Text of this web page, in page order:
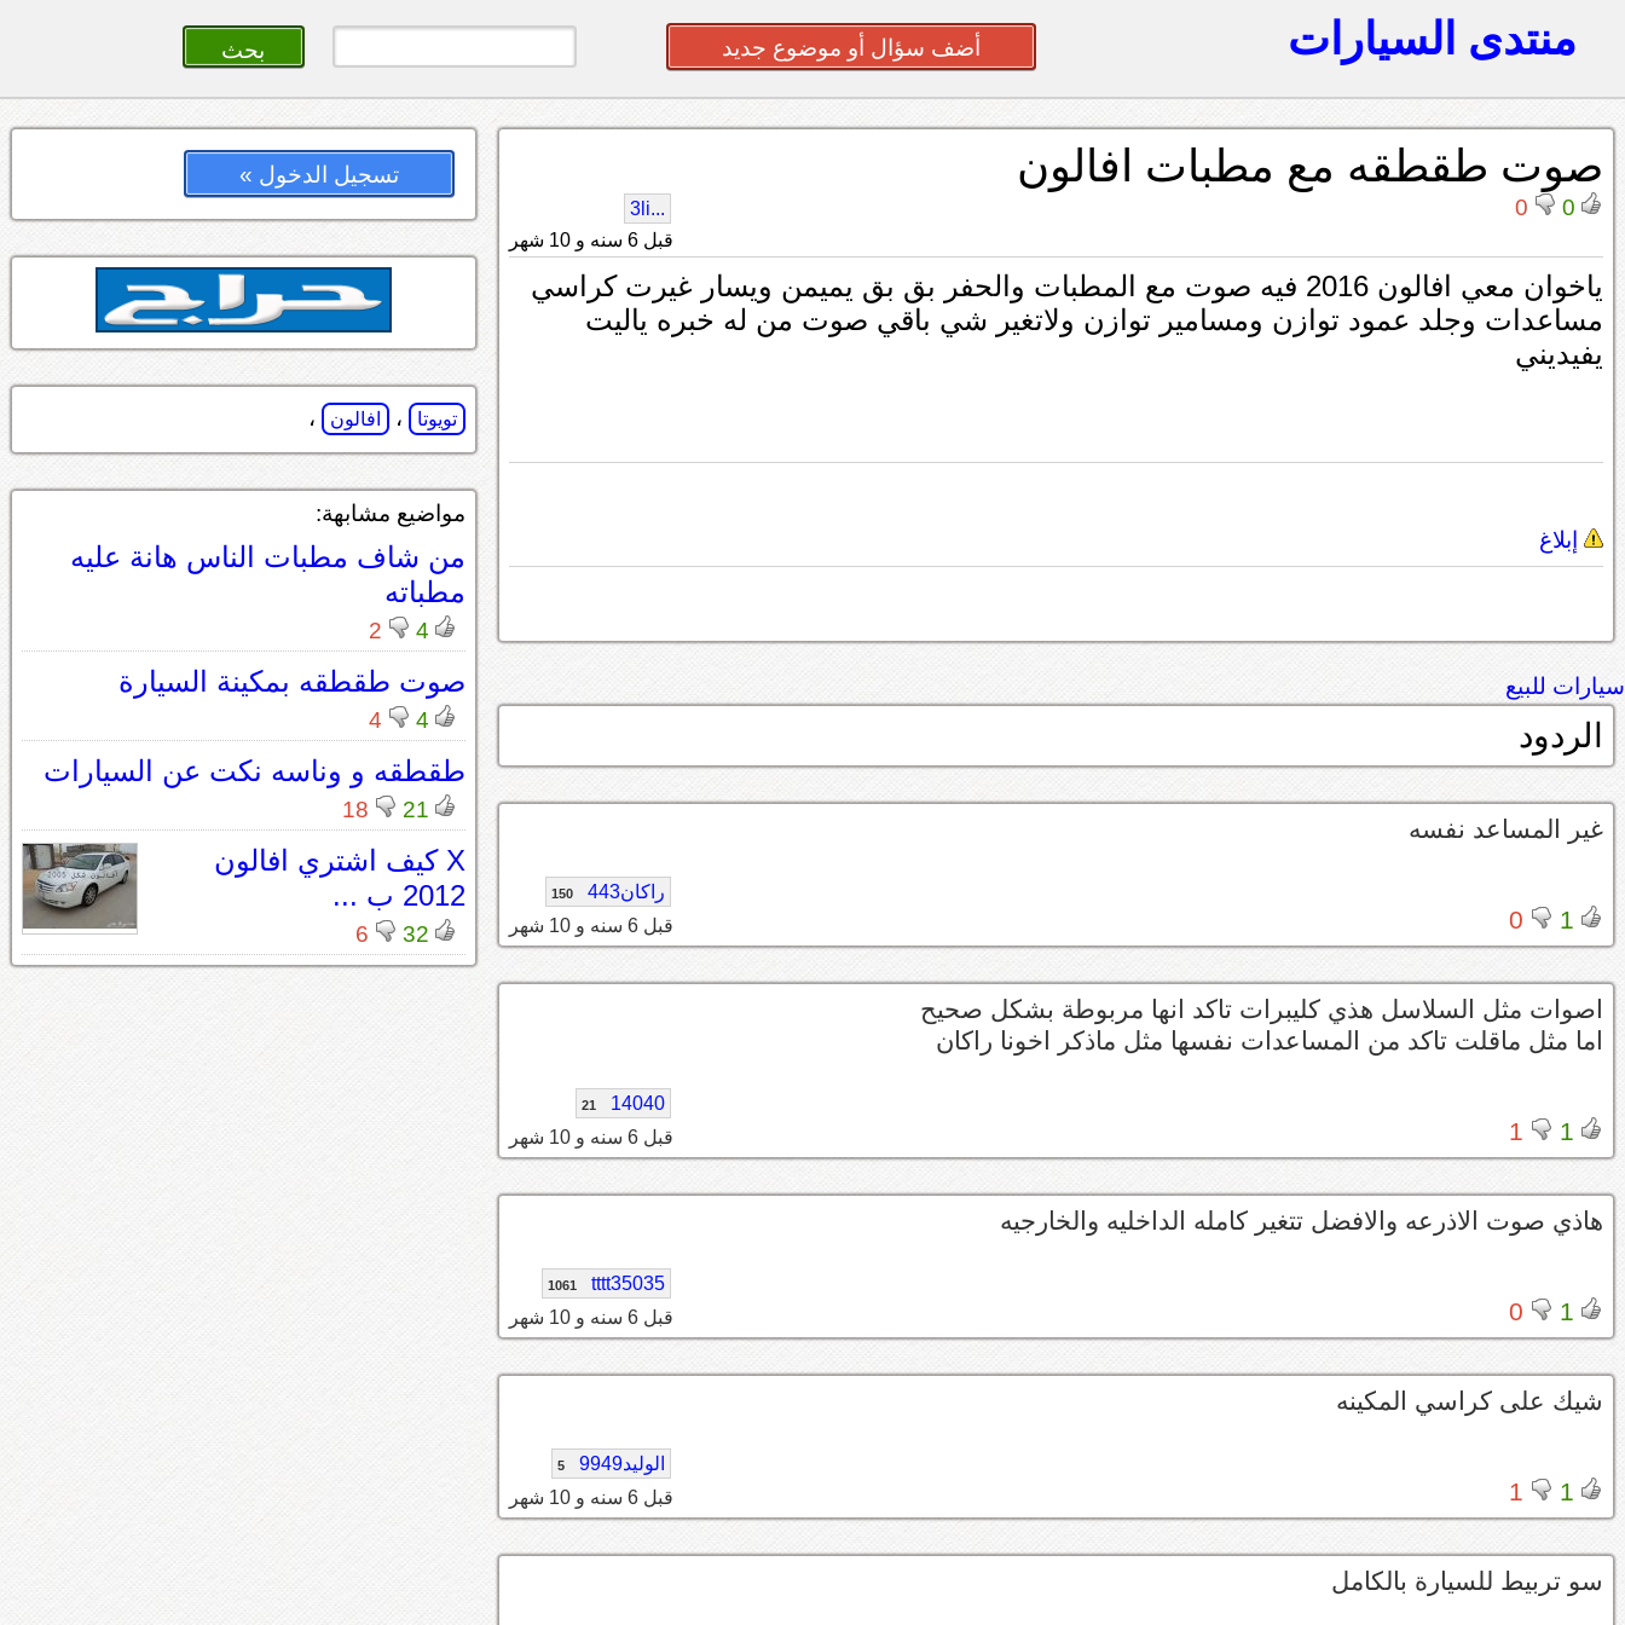
منتدى السيارات أضف سؤال أو موضوع جديد
صوت طقطقه مع مطبات افالون
0
0
...3li
قبل 6 سنه و 10 شهر
ياخوان معي افالون 2016 فيه صوت مع المطبات والحفر بق بق يميمن ويسار غيرت كراسي
مساعدات وجلد عمود توازن ومسامير توازن ولاتغير شي باقي صوت من له خبره ياليت
يفيديني
إبلاغ
سيارات للبيع
الردود
غير المساعد نفسه
1
0
راكان443 150
قبل 6 سنه و 10 شهر
اصوات مثل السلاسل هذي كليبرات تاكد انها مربوطة بشكل صحيح
اما مثل ماقلت تاكد من المساعدات نفسها مثل ماذكر اخونا راكان
1
1
14040
21
قبل 6 سنه و 10 شهر
هاذي صوت الاذرعه والافضل تتغير كامله الداخليه والخارجيه
1
0
tttt35035
1061
قبل 6 سنه و 10 شهر
شيك على كراسي المكينه
1
1
الوليد9949 5
قبل 6 سنه و 10 شهر
سو تربيط للسيارة بالكامل
تسجيل الدخول »
تويوتا ، افالون ،
مواضيع مشابهة:
من شاف مطبات الناس هانة عليه
مطباته
4
2
صوت طقطقه بمكينة السيارة
4
4
طقطقه و وناسه نكت عن السيارات
21
18
X كيف اشتري افالون
2012 ب ...
32
6